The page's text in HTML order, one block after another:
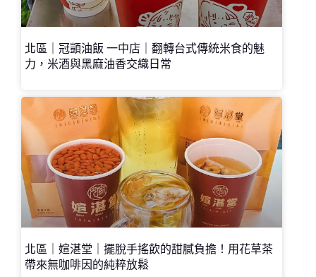
北區｜冠顗油飯 一中店｜翻轉台式傳統米食的魅
力，米酒與黑麻油香交織日常
北區｜媗湛堂｜擺脫手搖飲的甜膩負擔！用花草茶
帶來無咖啡因的純粹放鬆